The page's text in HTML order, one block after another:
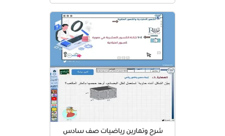
شرح وتمارين رياضيات صف سادس